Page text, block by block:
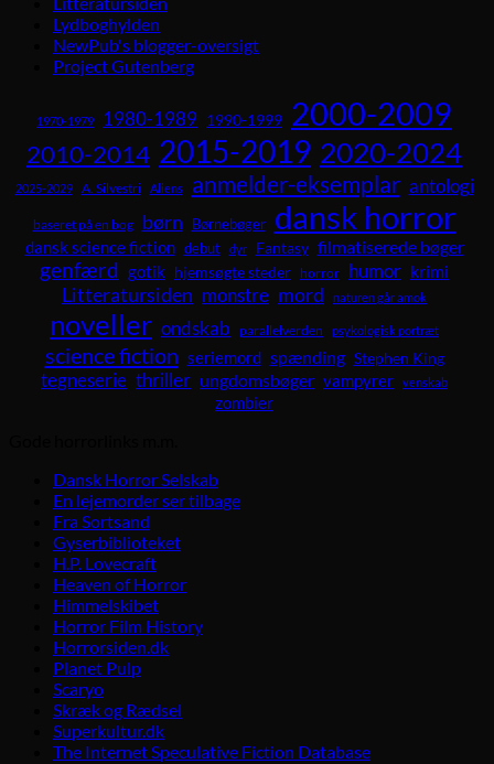
Lydboghylden
NewPub's blogger-oversigt
Project Gutenberg
1970-1979 1980-1989 1990-1999 2000-2009
2010-2014 2015-2019 2020-2024
2025-2029 A. Silvestri Aliens anmelder-eksemplar antologi
baseret på en bog børn Børnebøger dansk horror
dansk science fiction debut dyr Fantasy filmatiserede bøger
genfærd gotik hjemsøgte steder horror humor krimi
Litteratursiden monstre mord naturen går amok
noveller ondskab parallelverden psykologisk portræt
science fiction seriemord spænding Stephen King
tegneserie thriller ungdomsbøger vampyrer venskab
zombier
Dansk Horror Selskab
En lejemorder ser tilbage
Fra Sortsand
Gyserbiblioteket
H.P. Lovecraft
Heaven of Horror
Himmelskibet
Horror Film History
Horrorsiden.dk
Planet Pulp
Scaryo
Skræk og Rædsel
Superkultur.dk
The Internet Speculative Fiction Database